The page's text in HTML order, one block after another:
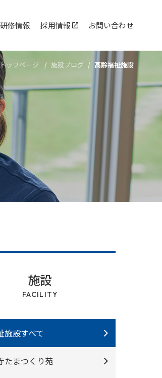
研修情報 採用情報 お問い合わせ
ップページ 施設ブログ 高齢福祉施設
施設
FACILITY
施設すべて
たまつくり苑